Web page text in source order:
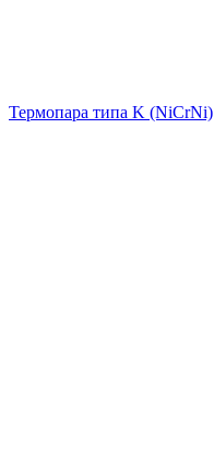
Термопара типа K (NiCrNi)